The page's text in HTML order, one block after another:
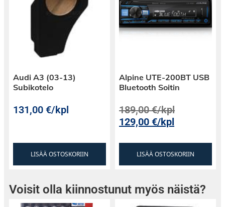
Audi A3 (03-13)
Subikotelo
131,00€/kpl
LISÄÄ OSTOSKORIIN
Alpine UTE-200BT USB
Bluetooth Soitin
189,00€/kpl
129,00€/kpl
LISÄÄ OSTOSKORIIN
Voisit olla kiinnostunut myös näistä?